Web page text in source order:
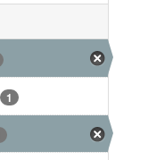
1